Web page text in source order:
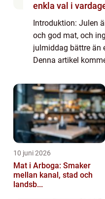
enkla val i
Introduktion: Julen
och god mat, och
julmiddag bättre än
Denna artikel
olika typer, populära
10 juni 2026
Mat i Arboga: Smaker
mellan kanal, stad och
landsb...